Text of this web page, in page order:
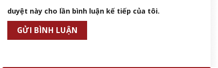
duyệt này cho lần bình luận kế tiếp của tôi.